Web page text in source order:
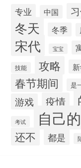
专业 中国
冬天 冬季
宋代 宝宝
技能 攻略
春节期间 是
游戏 疫情
考试 自己的
还不 都是